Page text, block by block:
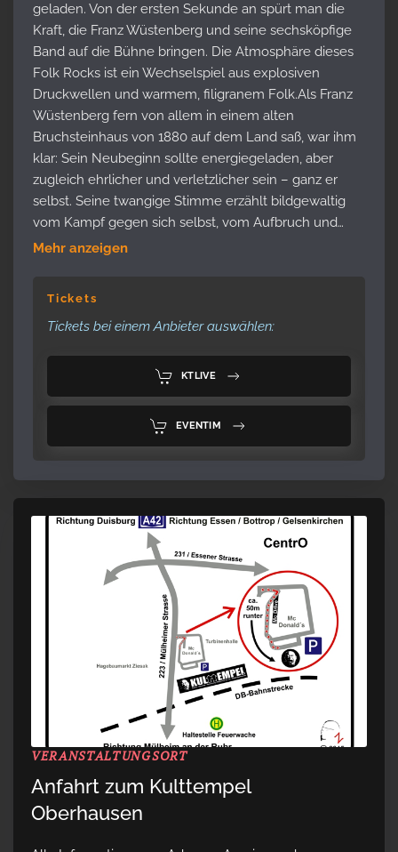
geladen. Von der ersten Sekunde an spürt man die
Kraft, die Franz Wüstenberg und seine sechsköpfige
Band auf die Bühne bringen. Die Atmosphäre dieses
Folk Rocks ist ein Wechselspiel aus explosiven
Druckwellen und warmem, filigranem Folk.Als Franz
Wüstenberg fern von allem in einem alten
Bruchsteinhaus von 1880 auf dem Land saß, war ihm
klar: Sein Neubeginn sollte energiegeladen, aber
zugleich ehrlicher und verletzlicher sein – ganz er
selbst. Seine twangige Stimme erzählt bildgewaltig
vom Kampf gegen sich selbst, vom Aufbruch und…
Mehr anzeigen
Tickets
Tickets bei einem Anbieter auswählen:
KTLIVE
EVENTIM
VERANSTALTUNGSORT
Anfahrt zum Kulttempel
Oberhausen